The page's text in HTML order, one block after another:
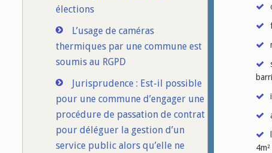
élections
L’usage de caméras
thermiques par une commune est
soumis au RGPD
Jurisprudence : Est-il possible
pour une commune d’engager une
procédure de passation de contrat
pour déléguer la gestion d’un
service public alors qu’elle ne